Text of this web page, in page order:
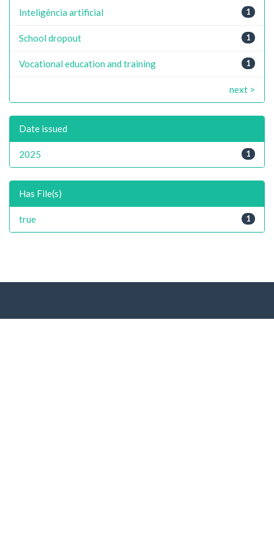
1
Inteligência artificial
1
School dropout
1
Vocational education and training
next >
Date issued
1
2025
Has File(s)
1
true